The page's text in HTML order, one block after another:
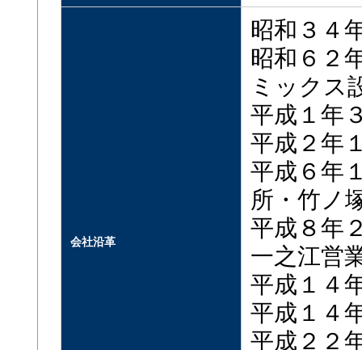
会社沿革
昭和３４
昭和６２
ミックス
平成１年
平成２年
平成６年
所・竹ノ
平成８年
一之江営
平成１４
平成１４
平成２２